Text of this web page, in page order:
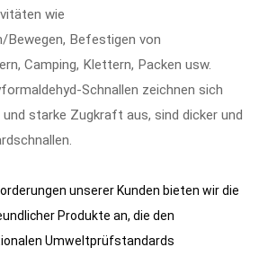
wie
Bewegen, Befestigen von
Camping, Klettern, Packen usw.
Schnallen zeichnen sich
starke Zugkraft aus, sind dicker und
unserer Kunden bieten wir die
Produkte an, die den
Umweltprüfstandards